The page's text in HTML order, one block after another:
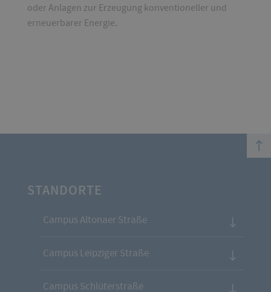
oder Anlagen zur Erzeugung konventioneller und
erneuerbarer Energie.
top
STANDORTE
Campus Altonaer Straße
Campus Leipziger Straße
Campus Schlüterstraße